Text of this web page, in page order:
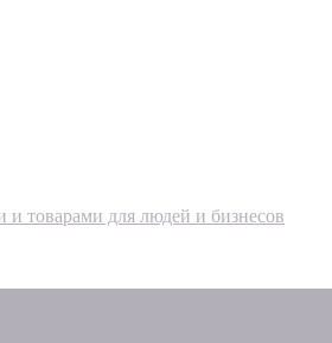
товарами для людей и бизнесов